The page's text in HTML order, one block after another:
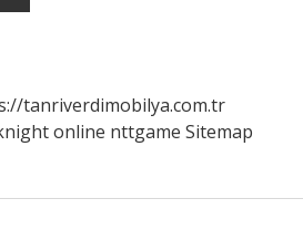
tanriverdimobilya.com.tr
online nttgame Sitemap